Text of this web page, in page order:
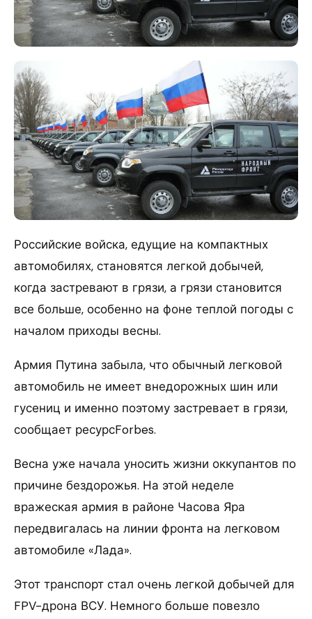
Российские войска, едущие на компактных
автомобилях, становятся легкой добычей,
когда застревают в грязи, а грязи становится
все больше, особенно на фоне теплой погоды с
началом приходы весны.
Армия Путина забыла, что обычный легковой
автомобиль не имеет внедорожных шин или
гусениц и именно поэтому застревает в грязи,
сообщает ресурсForbes.
Весна уже начала уносить жизни оккупантов по
причине бездорожья. На этой неделе
вражеская армия в районе Часова Яра
передвигалась на линии фронта на легковом
автомобиле «Лада».
Этот транспорт стал очень легкой добычей для
FPV-дрона ВСУ. Немного больше повезло